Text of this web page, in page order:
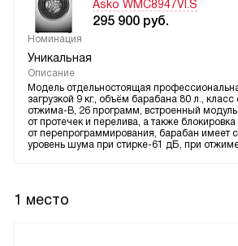
Asko WMC8947VI.S
295 900 руб.
Номинация
Уникальная
Описание
Модель отдельностоящая
загрузкой 9 кг., объём барабана 80 л., класс
отжима-B, 26 программ, встроенный
от протечек и перелива, а также блокировка
от перепрограммирования, барабан имеет
уровень шума при стирке-61 дБ, при
1 место